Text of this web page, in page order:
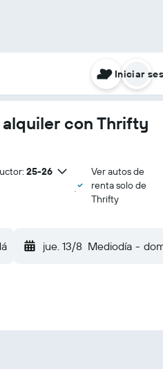
Iniciar
con Thrifty
25-26
Ver autos de
renta solo de
Thrifty
jue. 13/8 Mediodía -